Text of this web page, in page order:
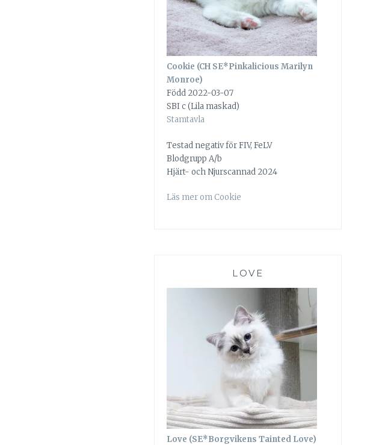
Cookie (CH SE*Pinkalicious Marilyn
Monroe)
Född 2022-03-07
SBI c (Lila maskad)
Stamtavla
Testad negativ för FIV, FeLV
Blodgrupp A/b
Hjärt- och Njurscannad 2024
Läs mer om Cookie
LOVE
Love (SE*Borgvikens Tainted Love)